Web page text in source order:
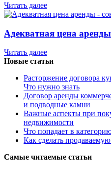
Читать далее
Адекватная цена
Читать далее
Новые статьи
Расторжение договора
Что нужно знать
Договор аренды
и подводные камни
Важные аспекты при
недвижимости
Что попадает в
Как сделать
Самые читаемые статьи